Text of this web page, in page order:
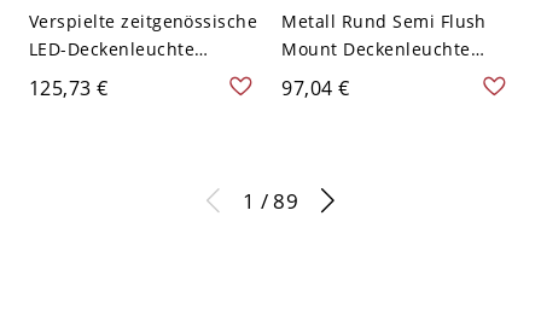
Verspielte zeitgenössische
LED-Deckenleuchte
Flugzeug, kreative
Deckenleuchte für
125,73 €
Metall Rund Semi Flush
Mount Deckenleuchte
Nordic Style Schlafzimmer
Semi Flush Mount
97,04 €
1 / 89